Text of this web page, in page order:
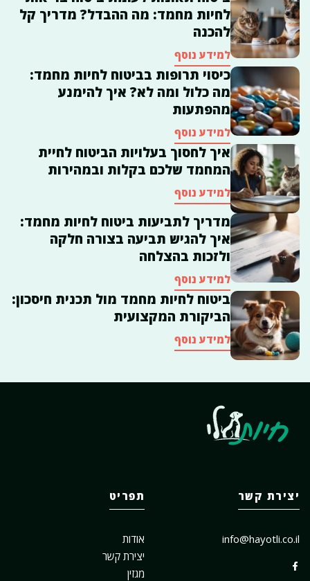
לחיות מחמד: מה ההבדל? מדריך קל
להכנה
למידע נוסף
כיסוי תרופות בביטוח לחיות מחמד:
מה כלול ומה לא? איך להימנע
מהפתעות
למידע נוסף
איך לחסוך בעלויות הביטוח לחיית
המחמד שלכם בקלות ובמהירות
למידע נוסף
מדריך לתביעות ביטוח לחיות מחמד:
איך להגיש תביעה בצורה חלקה
ולזכות בהצלחה
למידע נוסף
ביטוח לחיות מחמד מול תכנית חיסכון:
הביקורת המקצועית
למידע נוסף
יצירת קשר
info@hayotli.co.il
תפריט
אודות
יצירת קשר
מגזין